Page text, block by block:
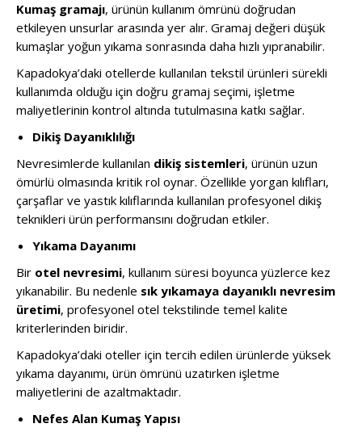
Kumaş gramajı, ürünün kullanım ömrünü doğrudan
etkileyen unsurlar arasında yer alır. Gramaj değeri düşük
kumaşlar yoğun yıkama sonrasında daha hızlı yıpranabilir.
Kapadokya’daki otellerde kullanılan tekstil ürünleri sürekli
kullanımda olduğu için doğru gramaj seçimi, işletme
maliyetlerinin kontrol altında tutulmasına katkı sağlar.
Dikiş Dayanıklılığı
Nevresimlerde kullanılan dikiş sistemleri, ürünün uzun
ömürlü olmasında kritik rol oynar. Özellikle yorgan kılıfları,
çarşaflar ve yastık kılıflarında kullanılan profesyonel dikiş
teknikleri ürün performansını doğrudan etkiler.
Yıkama Dayanımı
Bir otel nevresimi, kullanım süresi boyunca yüzlerce kez
yıkanabilir. Bu nedenle sık yıkamaya dayanıklı nevresim
üretimi, profesyonel otel tekstilinde temel kalite
kriterlerinden biridir.
Kapadokya’daki oteller için tercih edilen ürünlerde yüksek
yıkama dayanımı, ürün ömrünü uzatırken işletme
maliyetlerini de azaltmaktadır.
Nefes Alan Kumaş Yapısı